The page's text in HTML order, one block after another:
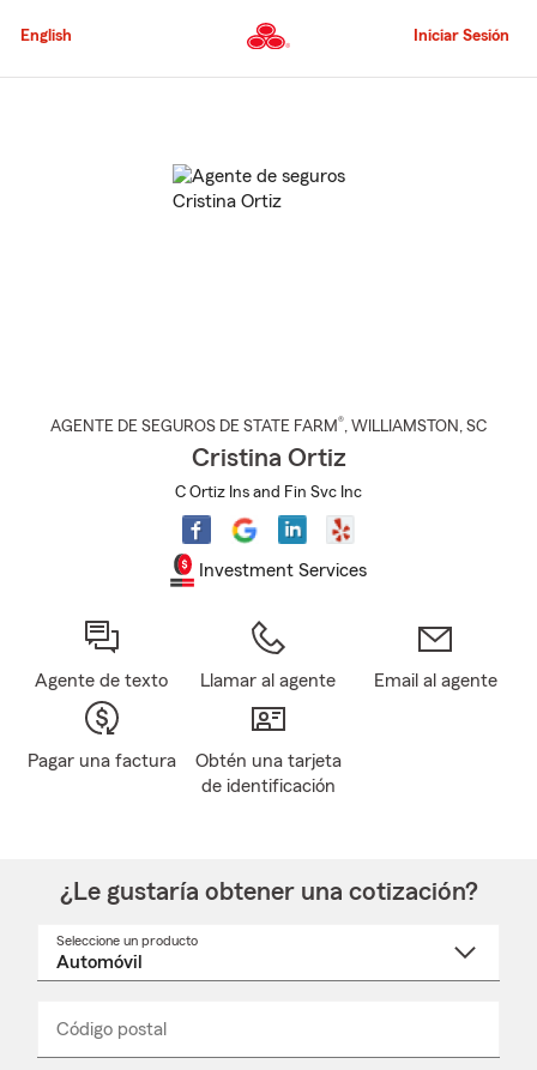
al
principal
English Iniciar Sesión
AGENTE DE SEGUROS DE STATE FARM®, WILLIAMSTON , SC
Cristina Ortiz
C Ortiz Ins and Fin Svc Inc
Investment Services
Agente de texto Llamar al agente Email al agente
Pagar una factura
Obtén una tarjeta
de identificación
¿Le gustaría obtener una cotización?
Seleccione un producto
desplegable
Código postal
_____